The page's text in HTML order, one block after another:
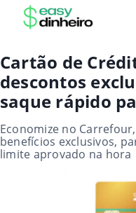
Cartão de
descontos
saque rápido
Economize no
benefícios exclusivos,
limite aprovado na hora